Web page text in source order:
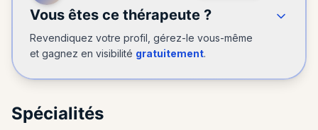
Vous êtes ce thérapeute ?
Revendiquez votre profil, gérez-le vous-même
et gagnez en visibilité gratuitement.
Spécialités